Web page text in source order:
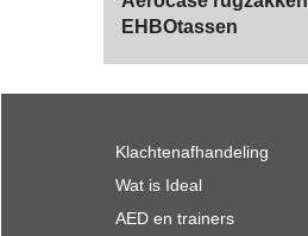
EHBOtassen
Klachtenafhandeling
Wat is Ideal
AED en trainers